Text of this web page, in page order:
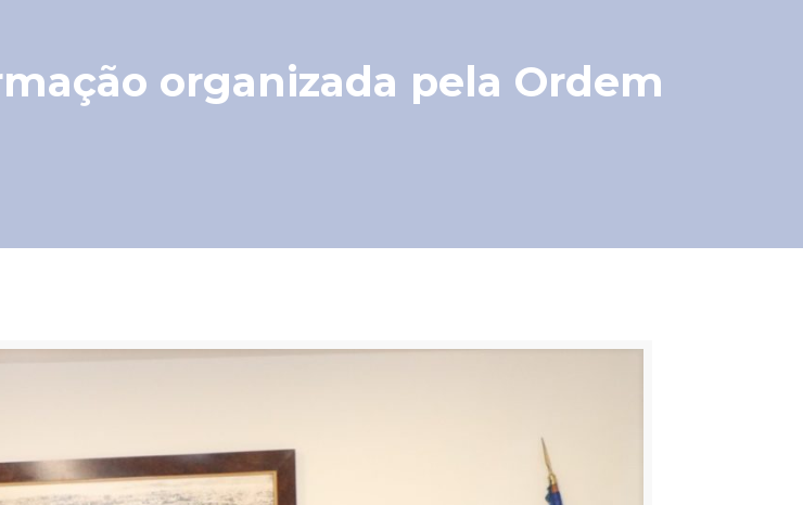
organizada pela Ordem